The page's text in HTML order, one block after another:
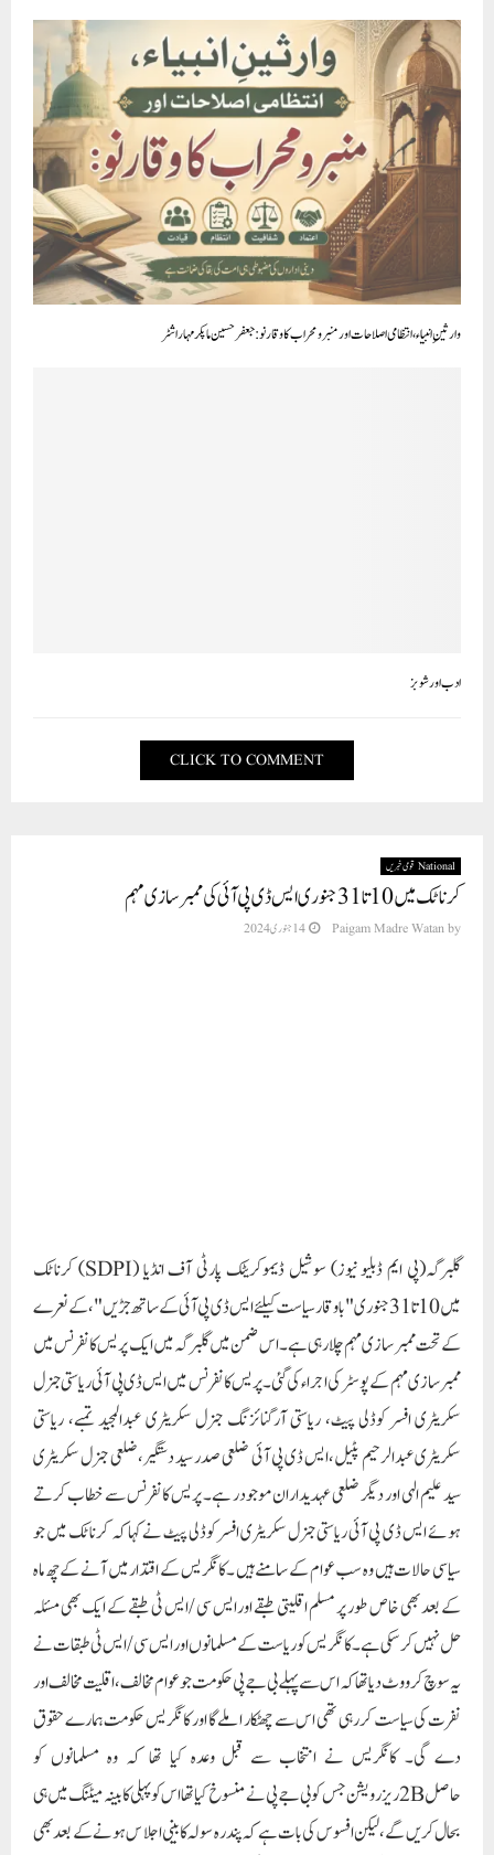
وارثینِ انبیاء، انتظامی اصلاحات اور منبر و محراب کا وقار نو : جعفر حسین ماپکر مہاراشٹر
ادب اورشوبز
CLICK TO COMMENT
National قومی خبریں
کرناٹک میں 10 تا 31جنوری ایس ڈی پی آئی کی ممبر سازی مہم
by
Paigam Madre Watan 14 جنوری 2024
ہوئے ایس ڈی پی آئی ریاستی جنرل سکریٹری افسر کوڈلی پیٹ نے کہا کہ کرناٹک میں جو
سیاسی حالات ہیں وہ سب عوام کے سامنے ہیں ۔ کانگریس کے اقتدار میں آنے کے چھ ماہ
کے بعد بھی خاص طور پر مسلم اقلیتی طبقے اور ایس سی /ایس ٹی طبقے کے ایک بھی مسئلہ
حل نہیں کرسکی ہے۔ کانگریس کو ریاست کے مسلمانوں اور ایس سی /ایس ٹی طبقات نے
یہ سوچ کر ووٹ دیا تھا کہ اس سے پہلے بی جے پی حکومت جو عوام مخالف ، اقلیت مخالف اور
نفرت کی سیاست کررہی تھی اس سے چھٹکار ا ملے گا اور کانگریس حکومت ہمارے حقوق
دے گی۔ کانگریس نے انتخاب سے قبل وعدہ کیا تھا کہ وہ مسلمانوں کو
حاصل 2Bریزرویشن جس کو بی جے پی نے منسوخ کیا تھا اس کو پہلی کابینہ میٹنگ میں ہی
بحال کریں گے، لیکن افسوس کی بات ہے کہ پندرہ سولہ کابینی اجلا س ہونے کے بعد بھی
اس وعدہ کو پورا نہیں کیا گیا ۔ دوسرا وعدہ کانگریس نے کیا تھا کہ وہ اقتدار میں آنے کے بعد
اقلیتوں کی فلاح و بہبود کیلئے 10ہزار کروڑ روپئے مختص کرے گی ۔لیکن آج کی تاریخ تک
اس پر بھی کابینہ میں چرچا نہیں ہوا ہے اور بجٹ میں بھی کوئی تذکرہ نہیں ہے۔اس میں
صرف 2100کروڑ روپیہ کا ایک وعدہ کیاہے۔اسی طرح ایس ٹی /ایس سی /اوبی سی اور
اقلیتیں یہ امید کررہے تھے کہ کانتاراج کمیشن کی رپورٹ کو عام کیا جائے گا اور ان کمیشن
کے رپورٹ کے مطابق تمام طبقات کو ان کے تعداد کے حساب سے حکومت منصوبے
بنائے گی ۔ایس ڈی پی آئی ریاستی جنرل سکریٹری افسر کوڈلی پیٹ نے کہا کہ پارٹی اس ماہ